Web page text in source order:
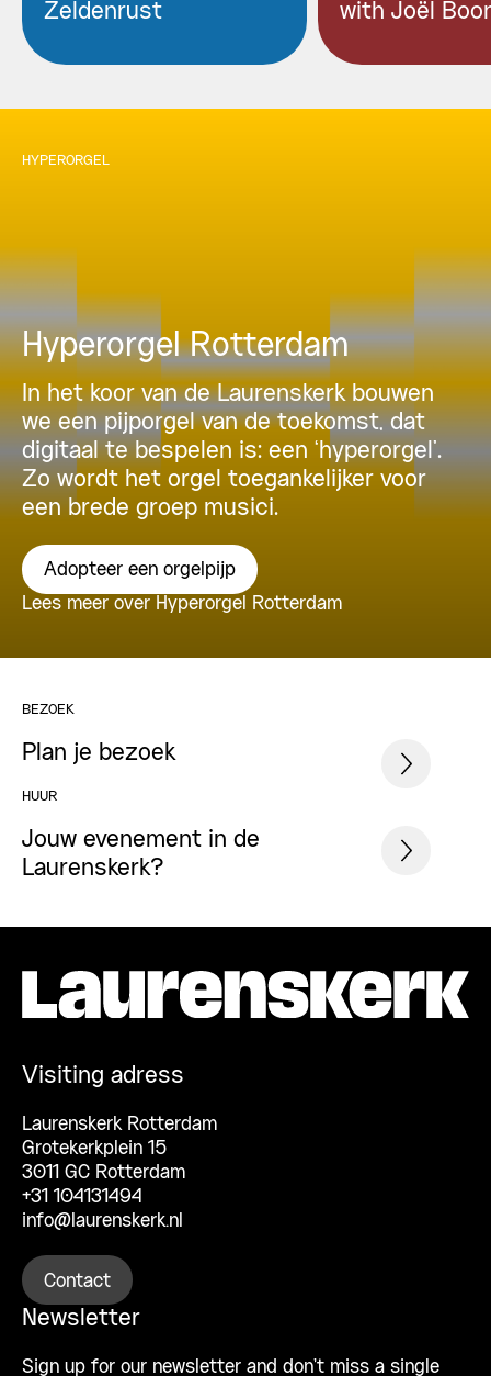
Zeldenrust
with Joël
HYPERORGEL
Hyperorgel Rotterdam
In het koor van de Laurenskerk bouwen
we een pijporgel van de toekomst, dat
digitaal te bespelen is: een ‘hyperorgel’.
Zo wordt het orgel toegankelijker voor
een brede groep musici.
Adopteer een orgelpijp
Lees meer over Hyperorgel Rotterdam
BEZOEK
Plan je bezoek
HUUR
Jouw evenement in de
Laurenskerk?
Visiting adress
Laurenskerk Rotterdam
Grotekerkplein 15
3011 GC Rotterdam
+31 104131494
info@laurenskerk.nl
Contact
Newsletter
Sign up for our newsletter and don’t miss a single